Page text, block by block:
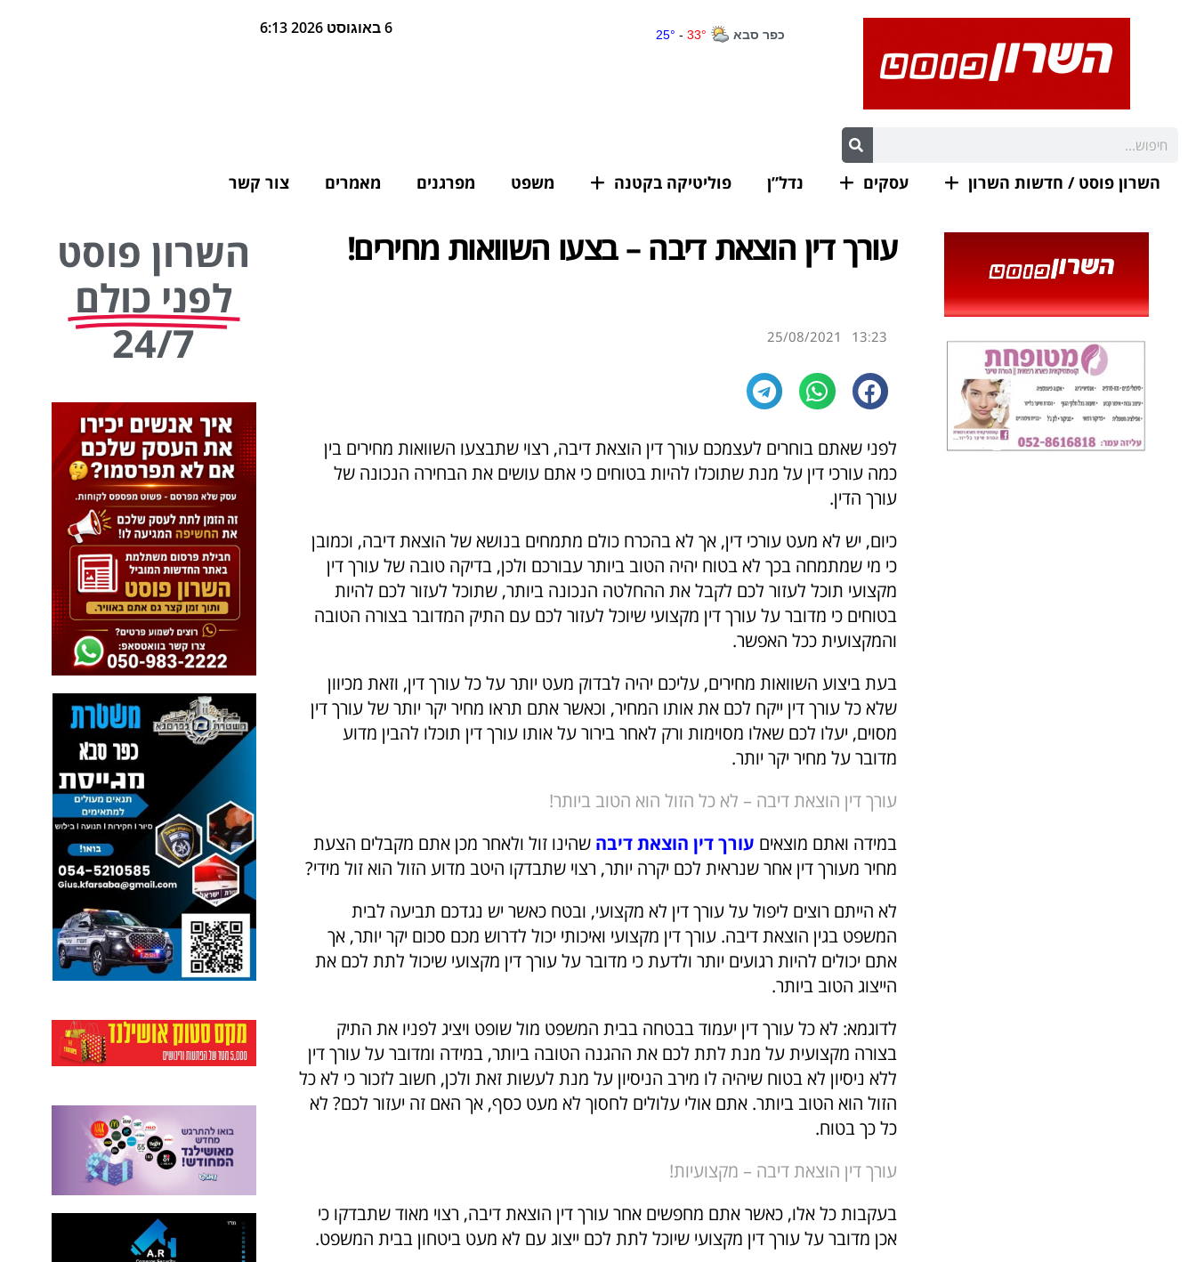
6 באוגוסט 2026 6:13
השרון פוסט / חדשות השרון עסקים נדל”ן פוליטיקה בקטנה משפט מפרגנים מאמרים צור קשר
עורך דין הוצאת דיבה – בצעו השוואות מחירים!
13:23
25/08/2021
לפני שאתם בוחרים לעצמכם עורך דין הוצאת דיבה, רצוי שתבצעו השוואות מחירים בין
כמה עורכי דין על מנת שתוכלו להיות בטוחים כי אתם עושים את הבחירה הנכונה של
עורך הדין.
כיום, יש לא מעט עורכי דין, אך לא בהכרח כולם מתמחים בנושא של הוצאת דיבה, וכמובן
כי מי שמתמחה בכך לא בטוח יהיה הטוב ביותר עבורכם ולכן, בדיקה טובה של עורך דין
מקצועי תוכל לעזור לכם לקבל את ההחלטה הנכונה ביותר, שתוכל לעזור לכם להיות
בטוחים כי מדובר על עורך דין מקצועי שיוכל לעזור לכם עם התיק המדובר בצורה הטובה
והמקצועית ככל האפשר.
בעת ביצוע השוואות מחירים, עליכם יהיה לבדוק מעט יותר על כל עורך דין, וזאת מכיוון
שלא כל עורך דין ייקח לכם את אותו המחיר, וכאשר אתם תראו מחיר יקר יותר של עורך דין
מסוים, יעלו לכם שאלו מסוימות ורק לאחר בירור על אותו עורך דין תוכלו להבין מדוע
מדובר על מחיר יקר יותר.
עורך דין הוצאת דיבה – לא כל הזול הוא הטוב ביותר!
במידה ואתם מוצאים עורך דין הוצאת דיבה שהינו זול ולאחר מכן אתם מקבלים הצעת
מחיר מעורך דין אחר שנראית לכם יקרה יותר, רצוי שתבדקו היטב מדוע הזול הוא זול מידי?
לא הייתם רוצים ליפול על עורך דין לא מקצועי, ובטח כאשר יש נגדכם תביעה לבית
המשפט בגין הוצאת דיבה. עורך דין מקצועי ואיכותי יכול לדרוש מכם סכום יקר יותר, אך
אתם יכולים להיות רגועים יותר ולדעת כי מדובר על עורך דין מקצועי שיכול לתת לכם את
הייצוג הטוב ביותר.
לדוגמא: לא כל עורך דין יעמוד בבטחה בבית המשפט מול שופט ויציג לפניו את התיק
בצורה מקצועית על מנת לתת לכם את ההגנה הטובה ביותר, במידה ומדובר על עורך דין
ללא ניסיון לא בטוח שיהיה לו מירב הניסיון על מנת לעשות זאת ולכן, חשוב לזכור כי לא כל
הזול הוא הטוב ביותר. אתם אולי עלולים לחסוך לא מעט כסף, אך האם זה יעזור לכם? לא
כל כך בטוח.
עורך דין הוצאת דיבה – מקצועיות!
בעקבות כל אלו, כאשר אתם מחפשים אחר עורך דין הוצאת דיבה, רצוי מאוד שתבדקו כי
אכן מדובר על עורך דין מקצועי שיוכל לתת לכם ייצוג עם לא מעט ביטחון בבית המשפט.
השרון פוסט
לפני כולם
24/7